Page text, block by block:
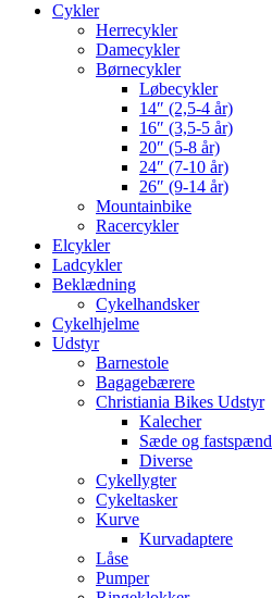
Cykler
Herrecykler
Damecykler
Børnecykler
Løbecykler
14″ (2,5-4 år)
16″ (3,5-5 år)
20″ (5-8 år)
24″ (7-10 år)
26″ (9-14 år)
Mountainbike
Racercykler
Elcykler
Ladcykler
Beklædning
Cykelhandsker
Cykelhjelme
Udstyr
Barnestole
Bagagebærere
Christiania Bikes Udstyr
Kalecher
Sæde og
Diverse
Cykellygter
Cykeltasker
Kurve
Kurvadaptere
Låse
Pumper